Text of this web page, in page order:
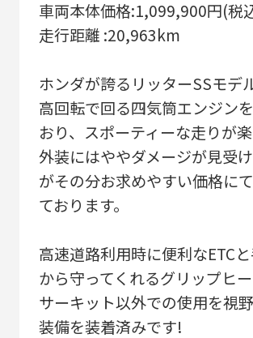
車両本体価格:1,099,900円(税
走行距離 :20,963km
ホンダが誇るリッターSSモデ
高回転で回る四気筒エンジン
おり、スポーティーな走りが
外装にはややダメージが見受
がその分お求めやすい価格に
ております。
高速道路利用時に便利なETC
から守ってくれるグリップヒ
サーキット以外での使用を視
装備を装着済みです!